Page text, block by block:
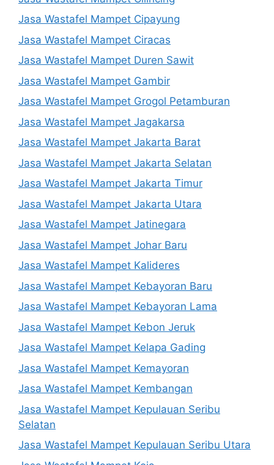
Jasa Wastafel Mampet Cipayung
Jasa Wastafel Mampet Ciracas
Jasa Wastafel Mampet Duren Sawit
Jasa Wastafel Mampet Gambir
Jasa Wastafel Mampet Grogol Petamburan
Jasa Wastafel Mampet Jagakarsa
Jasa Wastafel Mampet Jakarta Barat
Jasa Wastafel Mampet Jakarta Selatan
Jasa Wastafel Mampet Jakarta Timur
Jasa Wastafel Mampet Jakarta Utara
Jasa Wastafel Mampet Jatinegara
Jasa Wastafel Mampet Johar Baru
Jasa Wastafel Mampet Kalideres
Jasa Wastafel Mampet Kebayoran Baru
Jasa Wastafel Mampet Kebayoran Lama
Jasa Wastafel Mampet Kebon Jeruk
Jasa Wastafel Mampet Kelapa Gading
Jasa Wastafel Mampet Kemayoran
Jasa Wastafel Mampet Kembangan
Jasa Wastafel Mampet Kepulauan Seribu
Selatan
Jasa Wastafel Mampet Kepulauan Seribu Utara